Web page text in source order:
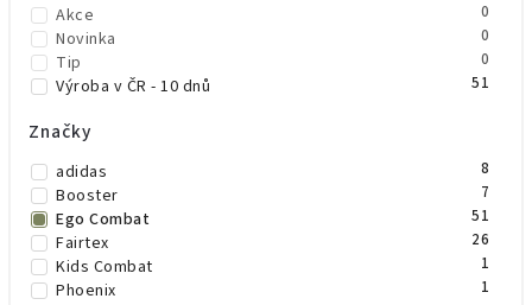
Akce 0
Novinka 0
Tip 0
Výroba v ČR - 10 dnů 51
Značky
adidas 8
Booster 7
Ego Combat 51
Fairtex 26
Kids Combat 1
Phoenix 1